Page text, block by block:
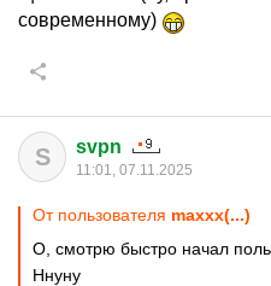
современному)
S svpn
11:01, 07.11.2025
От пользователя maxxx(...)
О, смотрю быстро начал
Ннуну